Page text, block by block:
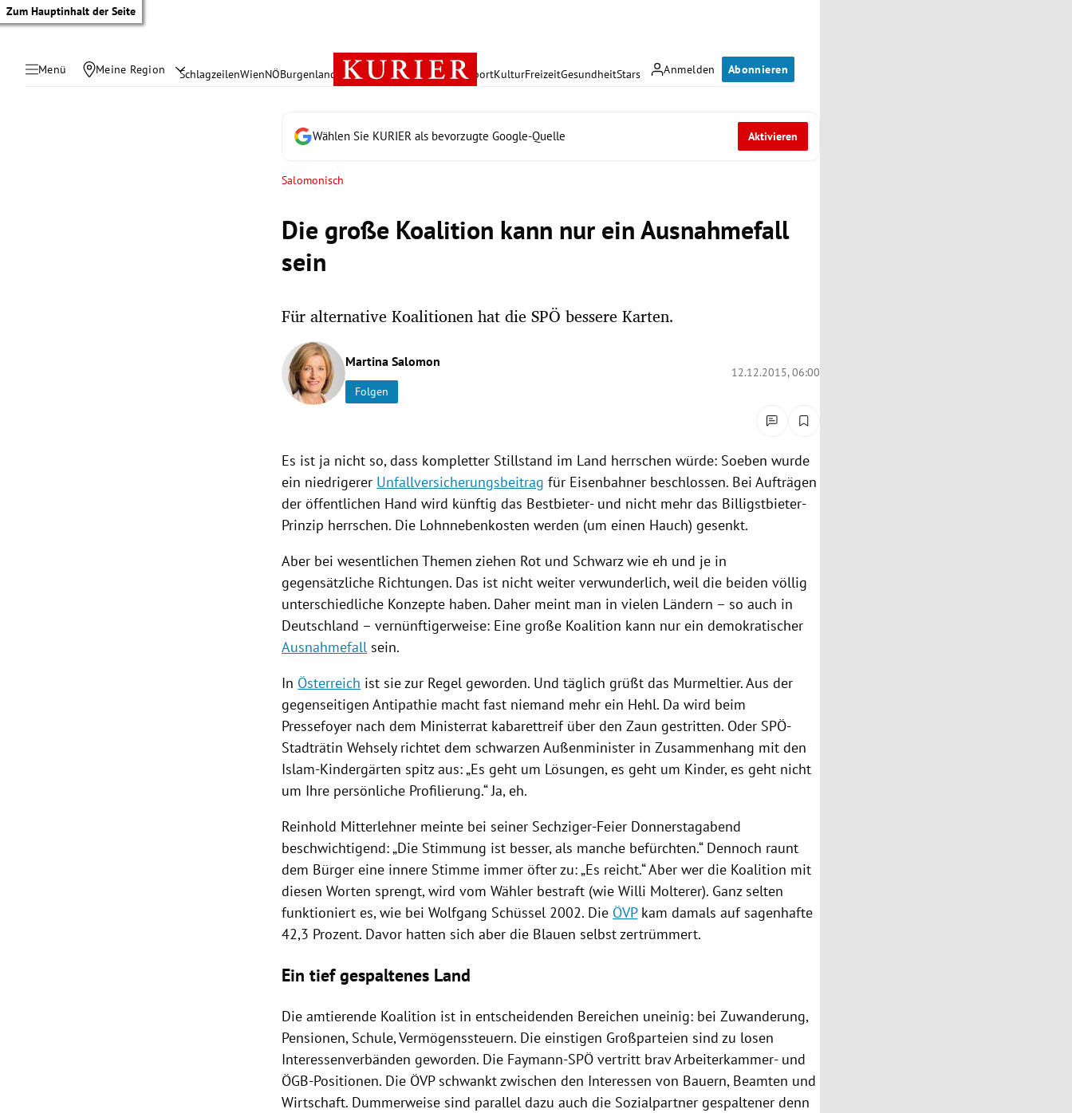
Zum Hauptinhalt der Seite
Menü Meine Region Anmelden Abonnieren
SchlagzeilenWienNÖBurgenland Österreich PolitikWirtschaft SportKulturFreizeitGesundheitStars
Wählen Sie KURIER als bevorzugte Google-Quelle Aktivieren
Salomonisch
Die große Koalition kann nur ein Ausnahmefall
sein
Für alternative Koalitionen hat die SPÖ bessere Karten.
Martina Salomon
Folgen
12.12.2015, 06:00
Es ist ja nicht so, dass kompletter Stillstand im Land herrschen würde: Soeben wurde
ein niedrigerer Unfallversicherungsbeitrag für Eisenbahner beschlossen. Bei Aufträgen
der öffentlichen Hand wird künftig das Bestbieter- und nicht mehr das Billigstbieter-
Prinzip herrschen. Die Lohnnebenkosten werden (um einen Hauch) gesenkt.
Aber bei wesentlichen Themen ziehen Rot und Schwarz wie eh und je in
gegensätzliche Richtungen. Das ist nicht weiter verwunderlich, weil die beiden völlig
unterschiedliche Konzepte haben. Daher meint man in vielen Ländern – so auch in
Deutschland – vernünftigerweise: Eine große Koalition kann nur ein demokratischer
Ausnahmefall sein.
In Österreich ist sie zur Regel geworden. Und täglich grüßt das Murmeltier. Aus der
gegenseitigen Antipathie macht fast niemand mehr ein Hehl. Da wird beim
Pressefoyer nach dem Ministerrat kabarettreif über den Zaun gestritten. Oder SPÖ-
Stadträtin Wehsely richtet dem schwarzen Außenminister in Zusammenhang mit den
Islam-Kindergärten spitz aus: „Es geht um Lösungen, es geht um Kinder, es geht nicht
um Ihre persönliche Profilierung.“ Ja, eh.
Reinhold Mitterlehner meinte bei seiner Sechziger-Feier Donnerstagabend
beschwichtigend: „Die Stimmung ist besser, als manche befürchten.“ Dennoch raunt
dem Bürger eine innere Stimme immer öfter zu: „Es reicht.“ Aber wer die Koalition mit
diesen Worten sprengt, wird vom Wähler bestraft (wieWilli Molterer). Ganz selten
funktioniert es, wie beiWolfgang Schüssel 2002. Die ÖVPkam damals auf sagenhafte
42,3 Prozent. Davor hatten sich aber die Blauen selbst zertrümmert.
Ein tief gespaltenes Land
Die amtierende Koalition ist in entscheidenden Bereichen uneinig: bei Zuwanderung,
Pensionen, Schule, Vermögenssteuern. Die einstigen Großparteien sind zu losen
Interessenverbänden geworden. Die Faymann-SPÖ vertritt brav Arbeiterkammer- und
ÖGB-Positionen. Die ÖVPschwankt zwischen den Interessen von Bauern, Beamten und
Wirtschaft. Dummerweise sind parallel dazu auch die Sozialpartner gespaltener denn